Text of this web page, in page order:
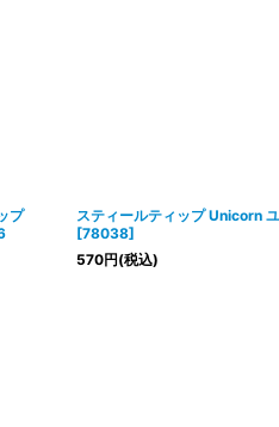
プ
スティールティップ Unicorn
[78038]
570円(税込)